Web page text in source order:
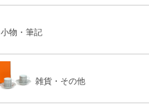
小物・筆記
雑貨・その他